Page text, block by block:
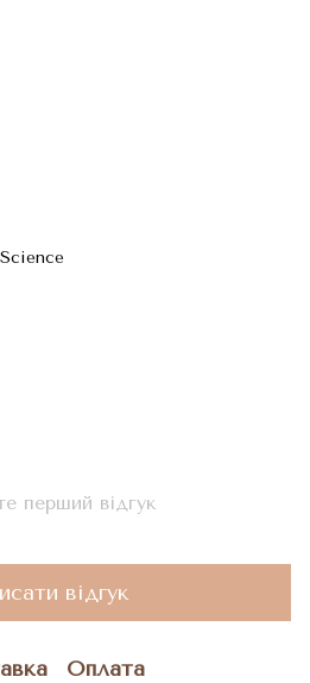
перший відгук
відгук
Оплата